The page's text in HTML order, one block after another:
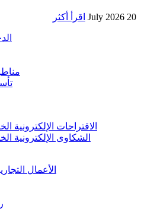
20 July 2026 اقرأ أكثر
الاقتراحات
الشكاوى الإلكترونية
الأعمال